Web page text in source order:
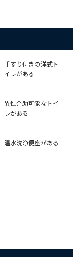
手すり付きの洋式ト
イレがある
異性介助可能なトイ
レがある
温水洗浄便座がある